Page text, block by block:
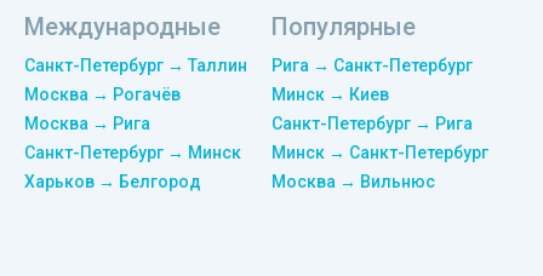
Международные
Санкт-Петербург → Таллин
Москва → Рогачёв
Москва → Рига
Санкт-Петербург → Минск
Харьков → Белгород
Популярные
Рига → Санкт-Петербург
Минск → Киев
Санкт-Петербург → Рига
Минск → Санкт-Петербург
Москва → Вильнюс